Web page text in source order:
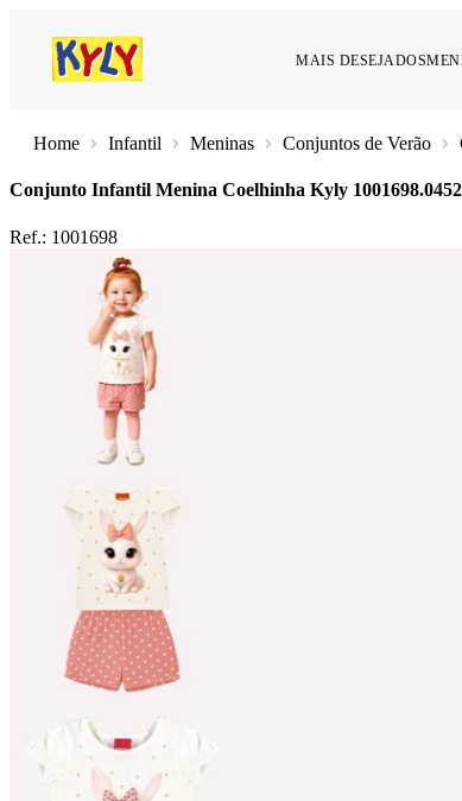
MAIS DESEJADOS
Infantil Meninas Conjuntos de Verão
Conjunto Infantil Menina Coelhinha Kyly
Ref.: 1001698